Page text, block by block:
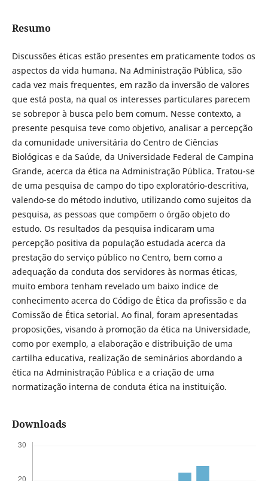
Resumo
Discussões éticas estão presentes em praticamente todos os
aspectos da vida humana. Na Administração Pública, são
cada vez mais frequentes, em razão da inversão de valores
que está posta, na qual os interesses particulares parecem
se sobrepor à busca pelo bem comum. Nesse contexto, a
presente pesquisa teve como objetivo, analisar a percepção
da comunidade universitária do Centro de Ciências
Biológicas e da Saúde, da Universidade Federal de Campina
Grande, acerca da ética na Administração Pública. Tratou-se
de uma pesquisa de campo do tipo exploratório-descritiva,
valendo-se do método indutivo, utilizando como sujeitos da
pesquisa, as pessoas que compõem o órgão objeto do
estudo. Os resultados da pesquisa indicaram uma
percepção positiva da população estudada acerca da
prestação do serviço público no Centro, bem como a
adequação da conduta dos servidores às normas éticas,
muito embora tenham revelado um baixo índice de
conhecimento acerca do Código de Ética da profissão e da
Comissão de Ética setorial. Ao final, foram apresentadas
proposições, visando à promoção da ética na Universidade,
como por exemplo, a elaboração e distribuição de uma
cartilha educativa, realização de seminários abordando a
ética na Administração Pública e a criação de uma
normatização interna de conduta ética na instituição.
Downloads